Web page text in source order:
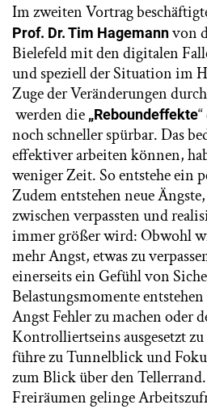
Im zweiten Vortrag
Prof. Dr. Tim Hagemannvon
Bielefeld mit den digitalen
und speziell der Situation im
Zuge der Veränderungen
werden die „Reboundeffekte
noch schneller spürbar. Das
effektiver arbeiten können,
weniger Zeit. So entstehe ein
Zudem entstehen neue
zwischen verpassten und
immer größer wird: Obwohl
mehr Angst, etwas zu
einerseits ein Gefühl von
Belastungsmomente
Angst Fehler zu machen oder
Kontrolliertseins ausgesetzt
führe zu Tunnelblick und
zum Blick über den
Freiräumen gelinge